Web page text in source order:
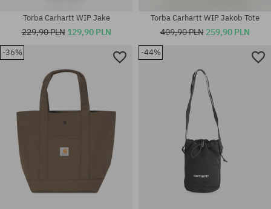
rozmiar uniwersalny rozmiar uniwersalny
Torba Carhartt WIP Jake
229,90 PLN 129,90 PLN
Torba Carhartt WIP Jakob Tote
409,90 PLN 259,90 PLN
-36% -44%